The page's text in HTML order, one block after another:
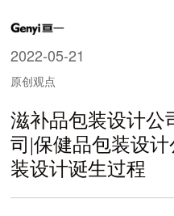
2022-05-21
原创观点
滋补品包装设计公
司|保健品包装设
装设计诞生过程